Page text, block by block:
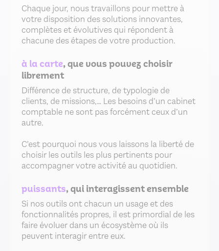
Chaque jour, nous travaillons pour mettre à
votre disposition des solutions innovantes,
complètes et évolutives qui répondent à
chacune des étapes de votre production.
à la carte, que vous pouvez choisir
librement
Différence de structure, de typologie de
clients, de missions,… Les besoins d’un cabinet
comptable ne sont pas forcément ceux d’un
autre.
C’est pourquoi nous vous laissons la liberté de
choisir les outils les plus pertinents pour
accompagner votre activité au quotidien.
puissants, qui interagissent ensemble
Si nos outils ont chacun un usage et des
fonctionnalités propres, il est primordial de les
faire évoluer dans un écosystème où ils
peuvent interagir entre eux.